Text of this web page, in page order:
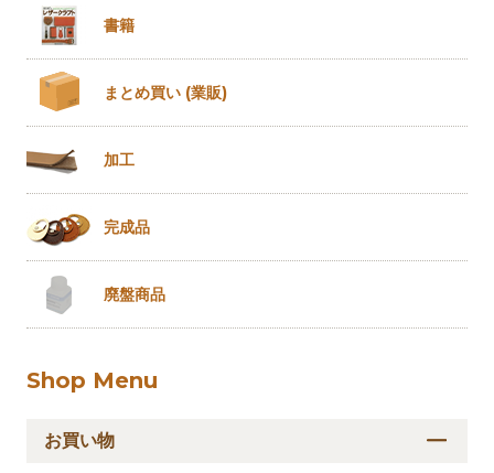
書籍
まとめ買い (業販)
加工
完成品
廃盤商品
Shop Menu
お買い物